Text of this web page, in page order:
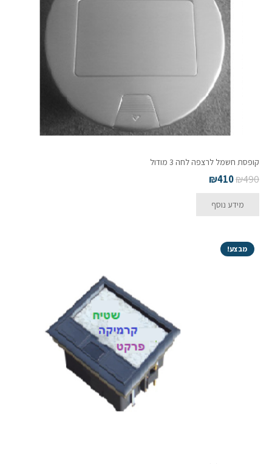
קופסת חשמל לרצפה לחה 3 מודול
₪490
₪410
מידע נוסף
מבצע!